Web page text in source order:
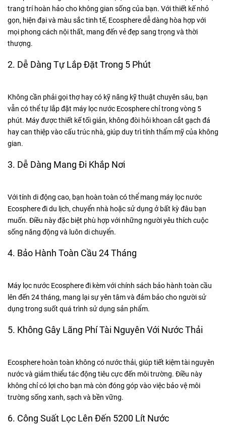
trang trí hoàn hảo cho không gian sống của bạn. Với thiết kế nhỏ
gọn, hiện đại và màu sắc tinh tế, Ecosphere dễ dàng hòa hợp với
mọi phong cách nội thất, mang đến vẻ đẹp sang trọng và thời
thượng.
2. Dễ Dàng Tự Lắp Đặt Trong 5 Phút
Không cần phải gọi thợ hay có kỹ năng kỹ thuật chuyên sâu, bạn
vẫn có thể tự lắp đặt máy lọc nước Ecosphere chỉ trong vòng 5
phút. Máy được thiết kế tối giản, không đòi hỏi khoan cắt gạch đá
hay can thiệp vào cấu trúc nhà, giúp duy trì tính thẩm mỹ của không
gian.
3. Dễ Dàng Mang Đi Khắp Nơi
Với tính di động cao, bạn hoàn toàn có thể mang máy lọc nước
Ecosphere đi du lịch, chuyển nhà hoặc sử dụng ở bất kỳ đâu bạn
muốn. Điều này đặc biệt phù hợp với những người yêu thích cuộc
sống năng động và luôn di chuyển.
4. Bảo Hành Toàn Cầu 24 Tháng
Máy lọc nước Ecosphere đi kèm với chính sách bảo hành toàn cầu
lên đến 24 tháng, mang lại sự yên tâm và đảm bảo cho người sử
dụng trong suốt quá trình sử dụng sản phẩm.
5. Không Gây Lãng Phí Tài Nguyên Với Nước Thải
Ecosphere hoàn toàn không có nước thải, giúp tiết kiệm tài nguyên
nước và giảm thiểu tác động tiêu cực đến môi trường. Điều này
không chỉ có lợi cho bạn mà còn đóng góp vào việc bảo vệ môi
trường sống xanh, sạch và bền vững.
6. Công Suất Lọc Lên Đến 5200 Lít Nước